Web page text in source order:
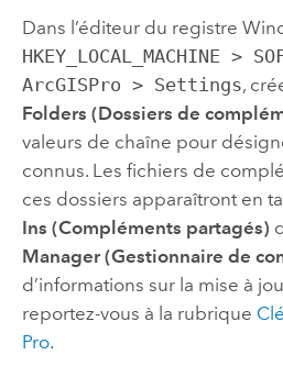
Dans l’éditeur du registre
HKEY_LOCAL_MACHINE >
ArcGISPro > Settings,
Folders (Dossiers de
valeurs de chaîne pour
connus. Les fichiers de
ces dossiers apparaîtront en
Ins (Compléments partagés)
Manager (Gestionnaire de
d’informations sur la mise à
reportez-vous à la rubrique
Pro.